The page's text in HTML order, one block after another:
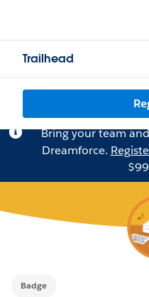
Trailhead
Bring your team
Dreamforce.
Badge